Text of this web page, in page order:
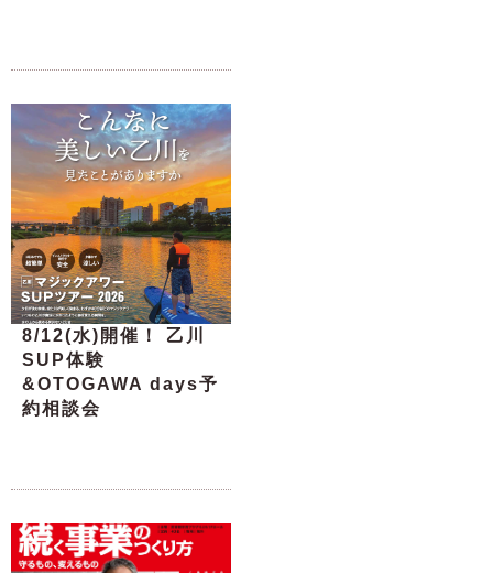
8/12(水)開催！ 乙川
SUP体験
&OTOGAWA days予
約相談会